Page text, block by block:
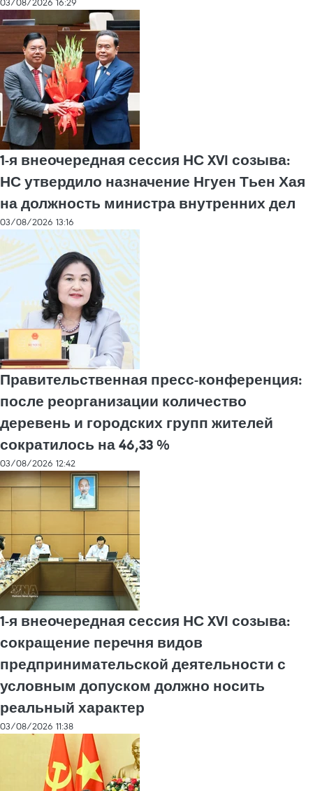
1-я внеочередная сессия НС XVI созыва:
НС утвердило назначение Нгуен Тьен Хая
на должность министра внутренних дел
03/08/2026 13:16
Правительственная пресс-конференция:
после реорганизации количество
деревень и городских групп жителей
сократилось на 46,33 %
03/08/2026 12:42
1-я внеочередная сессия НС XVI созыва:
сокращение перечня видов
предпринимательской деятельности с
условным допуском должно носить
реальный характер
03/08/2026 11:38